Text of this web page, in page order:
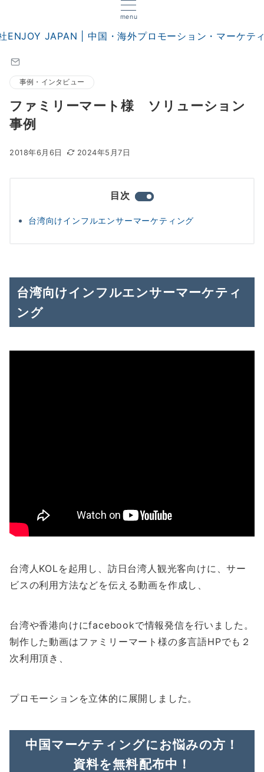
menu
事例・インタビュー
ファミリーマート様 ソリューション
事例
2018年6月6日 2024年5月7日
目次
台湾向けインフルエンサーマーケティング
台湾向けインフルエンサーマーケティ
ング
台湾人KOLを起用し、訪日台湾人観光客向けに、サー
ビスの利用方法などを伝える動画を作成し、
台湾や香港向けにfacebookで情報発信を行いました。
制作した動画はファミリーマート様の多言語HPでも２
次利用頂き、
プロモーションを立体的に展開しました。
中国マーケティングにお悩みの方！
資料を無料配布中！